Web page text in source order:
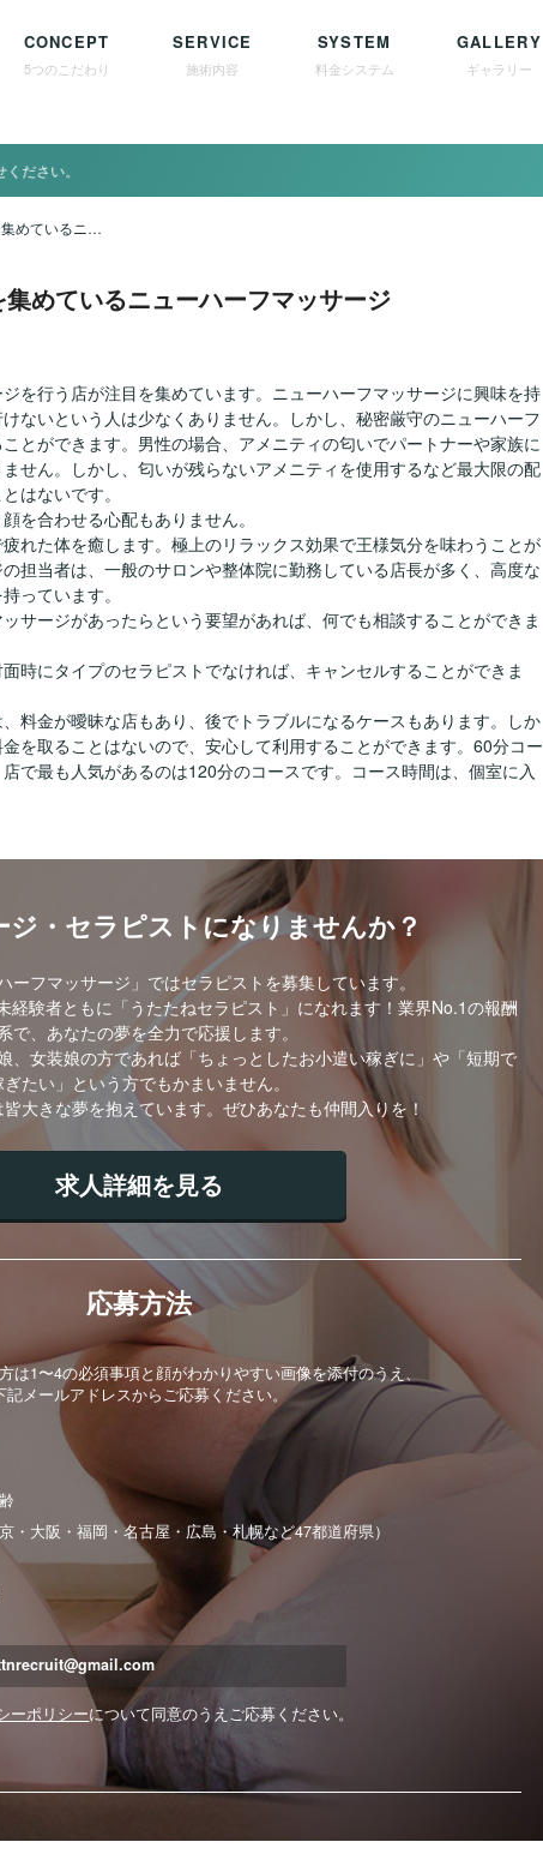
CONCEPT
5つのこだわり
SERVICE
施術内容
SYSTEM
料金システム
GALLERY
ギャラリー
最近注目を集めているニューハーフマッサージ
めているニューハーフマッサージ
を行う店が注目を集めています。ニューハーフマッサージに興味を持
ないという人は少なくありません。しかし、秘密厳守のニューハーフ
とができます。男性の場合、アメニティの匂いでパートナーや家族に
せん。しかし、匂いが残らないアメニティを使用するなど最大限の配
はないです。
を合わせる心配もありません。
れた体を癒します。極上のリラックス効果で王様気分を味わうことが
担当者は、一般のサロンや整体院に勤務している店長が多く、高度な
っています。
サージがあったらという要望があれば、何でも相談することができま
時にタイプのセラピストでなければ、キャンセルすることができま
料金が曖昧な店もあり、後でトラブルになるケースもあります。しか
を取ることはないので、安心して利用することができます。60分コー
で最も人気があるのは120分のコースです。コース時間は、個室に入
ジ・セラピストになりませんか？
ーフマッサージ」ではセラピストを募集しています。
経験者ともに「うたたねセラピスト」になれます！業界No.1の報酬
で、あなたの夢を全力で応援します。
、女装娘の方であれば「ちょっとしたお小遣い稼ぎに」や「短期で
ぎたい」という方でもかまいません。
大きな夢を抱えています。ぜひあなたも仲間入りを！
求人詳細を見る
応募方法
は1〜4の必須事項と顔がわかりやすい画像を添付のうえ、
記メールアドレスからご応募ください。
・大阪・福岡・名古屋・広島・札幌など47都道府県）
ーポリシーについて同意のうえご応募ください。